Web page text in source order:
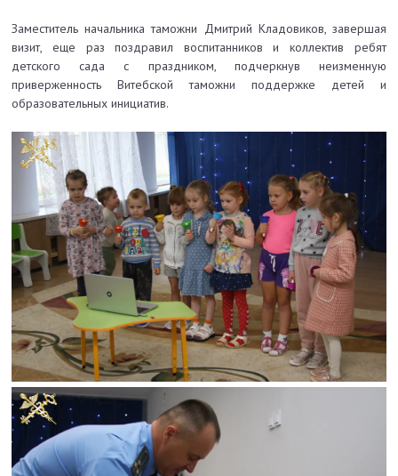
Заместитель начальника таможни Дмитрий Кладовиков, завершая
визит, еще раз поздравил воспитанников и коллектив ребят
детского сада с праздником, подчеркнув неизменную
приверженность Витебской таможни поддержке детей и
образовательных инициатив.